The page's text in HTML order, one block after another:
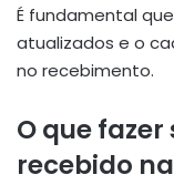
É fundamental
atualizados e o
no recebimento.
O que fazer
recebido